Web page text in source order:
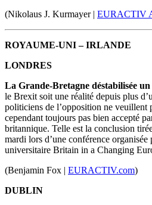
(Nikolaus J. Kurmayer | EURACTIV
ROYAUME-UNI – IRLANDE
LONDRES
La Grande-Bretagne déstabilisée
le Brexit soit une réalité depuis plus
politiciens de l’opposition ne veuillent
cependant toujours pas bien accepté
britannique. Telle est la conclusion
mardi lors d’une conférence
universitaire Britain in a Changing
(Benjamin Fox | EURACTIV.com)
DUBLIN